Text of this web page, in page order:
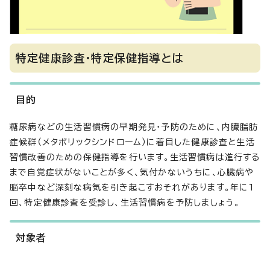
特定健康診査・特定保健指導とは
目的
糖尿病などの生活習慣病の早期発見・予防のために、内臓脂肪
症候群（メタボリックシンドローム）に着目した健康診査と生活
習慣改善のための保健指導を行います。生活習慣病は進行する
まで自覚症状がないことが多く、気付かないうちに、心臓病や
脳卒中など深刻な病気を引き起こすおそれがあります。年に1
回、特定健康診査を受診し、生活習慣病を予防しましょう。
対象者